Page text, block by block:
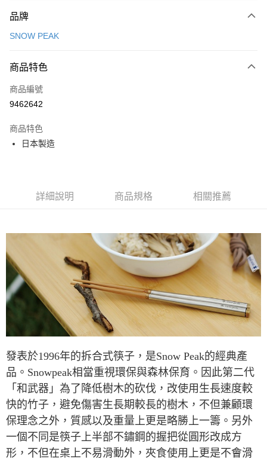
信用卡一次付款
3 期 0 利率 每期
合作金庫商業銀行
上海商業儲蓄銀行
臺灣中小企業銀行
匯豐（台灣）商業銀行
台新國際商業銀行
中國信託商業銀行
超商取貨付款
LINE Pay
Apple Pay
全家取貨付款
每筆NT$60，滿NT$490(含以上)免運費
7-11取貨付款
每筆NT$60，滿NT$490(含以上)免運費
付款後7-11取貨
每筆NT$60，滿NT$490(含以上)免運費
宅配
每筆NT$80，滿NT$490(含以上)免運費
離島宅配
每筆NT$80，滿NT$490(含以上)免運費
付款後門市自取
免運費
品牌
SNOW PEAK
商品特色
商品編號
9462642
商品特色
日本製造
詳細說明 商品規格 相關推薦
發表於1996年的拆合式筷子，是Snow Peak的經典產
品。Snowpeak相當重視環保與森林保育。因此第二代
「和武器」為了降低樹木的砍伐，改使用生長速度較
快的竹子，避免傷害生長期較長的樹木，不但兼顧環
保理念之外，質感以及重量上更是略勝上一籌。另外
一個不同是筷子上半部不鏽鋼的握把從圓形改成方
形，不但在桌上不易滑動外，夾食使用上更是不會滑